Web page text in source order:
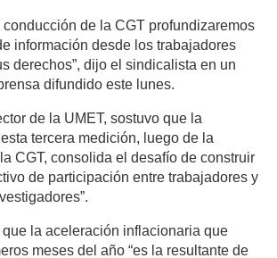
conducción de la CGT profundizaremos
información desde los trabajadores
derechos”, dijo el sindicalista en un
difundido este lunes.
de la UMET, sostuvo que la
tercera medición, luego de la
CGT, consolida el desafío de construir
de participación entre trabajadores y
la aceleración inflacionaria que
meses del año “es la resultante de